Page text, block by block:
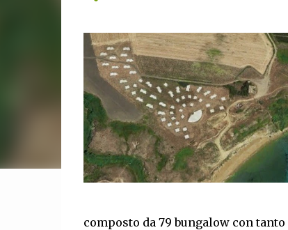
composto da 79 bungalow con